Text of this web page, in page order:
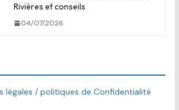
Rivières et conseils
04/07/2026
légales / politiques de Confidentialité